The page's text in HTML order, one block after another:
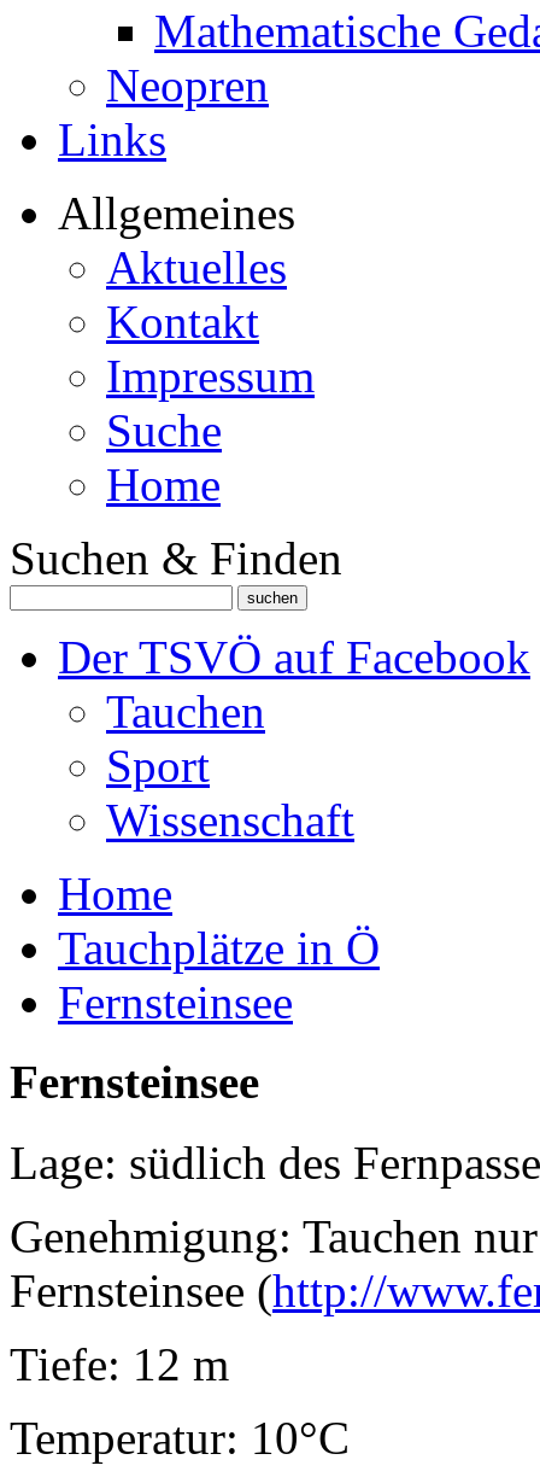
Mathematische
Neopren
Links
Allgemeines
Aktuelles
Kontakt
Impressum
Suche
Home
Suchen & Finden
Der TSVÖ auf Facebook
Tauchen
Sport
Wissenschaft
Home
Tauchplätze in Ö
Fernsteinsee
Fernsteinsee
Lage: südlich des
Genehmigung: Tauchen
Fernsteinsee (http://
Tiefe: 12 m
Temperatur: 10°C